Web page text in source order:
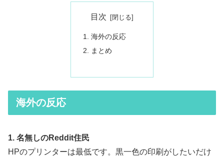
目次
海外の反応
まとめ
海外の反応
1. 名無しのReddit住民
HPのプリンターは最低です。黒一色の印刷がしたいだけ